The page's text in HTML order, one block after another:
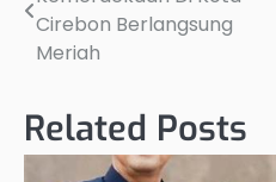
navigation
Cirebon Berlangsung
Meriah
Related Posts